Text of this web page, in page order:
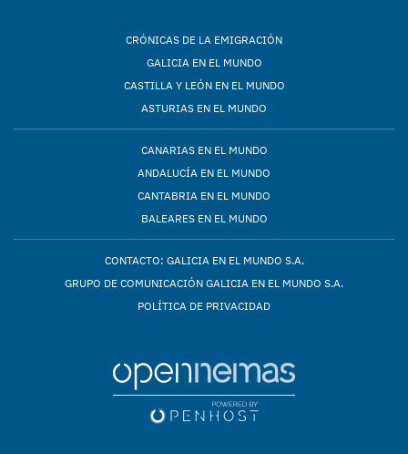
CRÓNICAS DE LA EMIGRACIÓN
GALICIA EN EL MUNDO
CASTILLA Y LEÓN EN EL MUNDO
ASTURIAS EN EL MUNDO
CANARIAS EN EL MUNDO
ANDALUCÍA EN EL MUNDO
CANTABRIA EN EL MUNDO
BALEARES EN EL MUNDO
CONTACTO: GALICIA EN EL MUNDO S.A.
GRUPO DE COMUNICACIÓN GALICIA EN EL MUNDO S.A.
POLÍTICA DE PRIVACIDAD